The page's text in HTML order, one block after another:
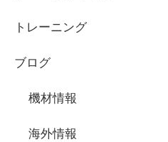
トレーニング
ブログ
機材情報
海外情報